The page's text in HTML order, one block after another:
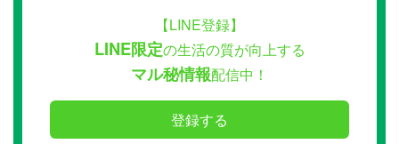
【LINE登録】
LINE限定の生活の質が向上する
マル秘情報配信中！
登録する